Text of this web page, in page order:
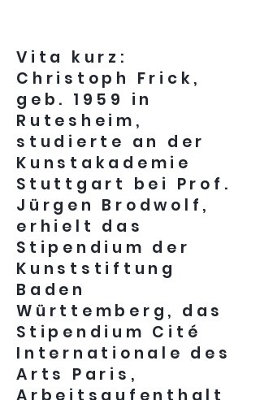
Vita kurz:
Christoph Frick,
geb. 1959 in
Rutesheim,
studierte an der
Kunstakademie
Stuttgart bei Prof.
Jürgen Brodwolf,
erhielt das
Stipendium der
Kunststiftung
Baden
Württemberg, das
Stipendium Cité
Internationale des
Arts Paris,
Arbeitsaufenthalt